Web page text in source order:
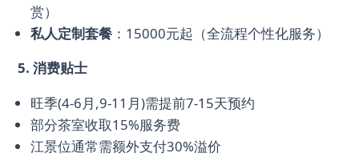
赏）
私人定制套餐 ：15000元起（全流程个性化服务）
5. 消费贴士
旺季(4-6月,9-11月)需提前7-15天预约
部分茶室收取15%服务费
江景位通常需额外支付30%溢价